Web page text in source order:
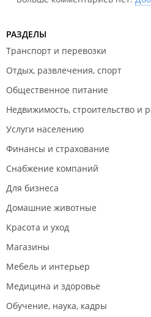
РАЗДЕЛЫ
Транспорт и перевозки
Отдых, развлечения, спорт
Общественное питание
Недвижимость, строительство и
Услуги населению
Финансы и страхование
Снабжение компаний
Для бизнеса
Домашние животные
Красота и уход
Магазины
Мебель и интерьер
Медицина и здоровье
Обучение, наука, кадры